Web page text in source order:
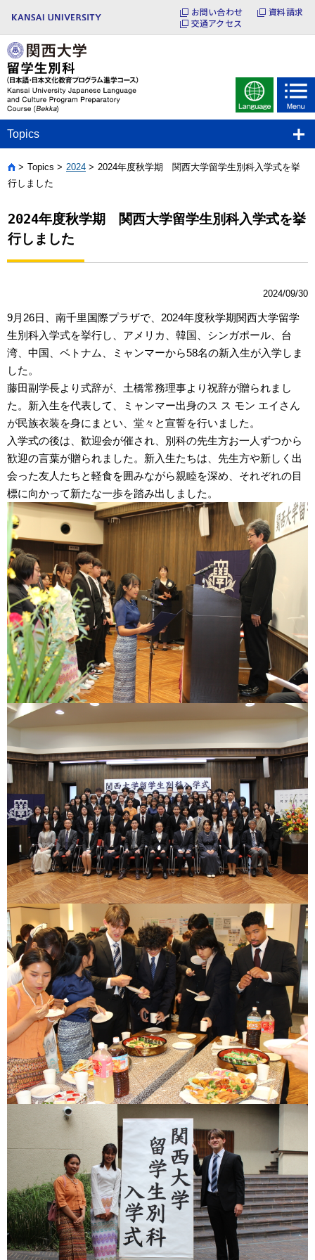
お問い合わせ
資料請求
交通アクセス
Topics
Home
Topics 2024
2024年度秋学期 関西大学留学生別科入学式を挙
行しました
2024年度秋学期 関西大学留学生別科入学式を挙
行しました
2024/09/30
9月26日、南千里国際プラザで、 2024年度秋学期関西大学留学
生別科入学式を挙行し、アメリカ、韓国、シンガポール、台
湾、中国、ベトナム、ミャンマーから58名の新入生が入学しま
した。
藤田副学長より式辞が、土橋常務理事より祝辞が贈られまし
た。新入生を代表して、ミャンマー出身のス ス モン エイさん
が民族衣装を身にまとい、堂々と宣誓を行いました。
入学式の後は、歓迎会が催され、別科の先生方お一人ずつから
歓迎の言葉が贈られました。新入生たちは、先生方や新しく出
会った友人たちと軽食を囲みながら親睦を深め、それぞれの目
標に向かって新たな一歩を踏み出しました。